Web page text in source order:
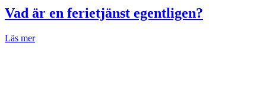
Vad är en ferietjänst egentligen?
Läs mer